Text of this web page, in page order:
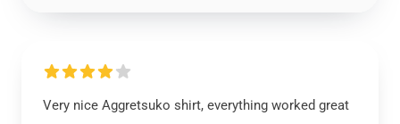
Very nice Aggretsuko shirt, everything worked great